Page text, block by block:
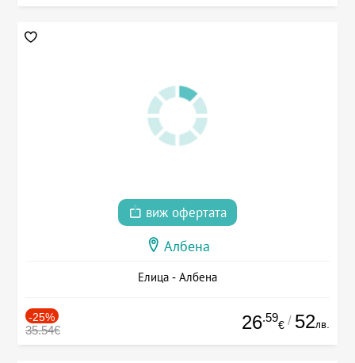
виж офертата
Албена
Елица - Албена
-25%
35.54€ 26.59
€ / 52лв.